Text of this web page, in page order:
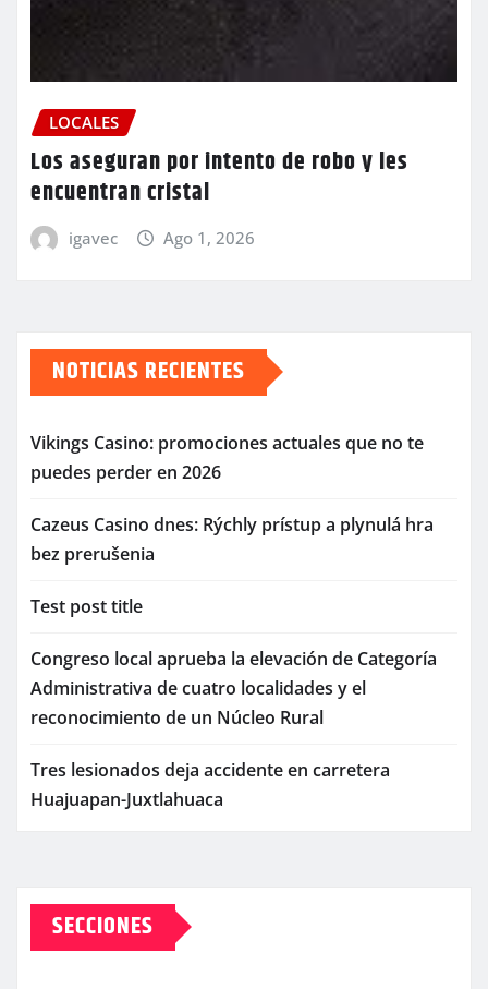
LOCALES
Los aseguran por intento de robo y les
encuentran cristal
igavec Ago 1, 2026
NOTICIAS RECIENTES
Vikings Casino: promociones actuales que no te
puedes perder en 2026
Cazeus Casino dnes: Rýchly prístup a plynulá hra
bez prerušenia
Test post title
Congreso local aprueba la elevación de Categoría
Administrativa de cuatro localidades y el
reconocimiento de un Núcleo Rural
Tres lesionados deja accidente en carretera
Huajuapan-Juxtlahuaca
SECCIONES